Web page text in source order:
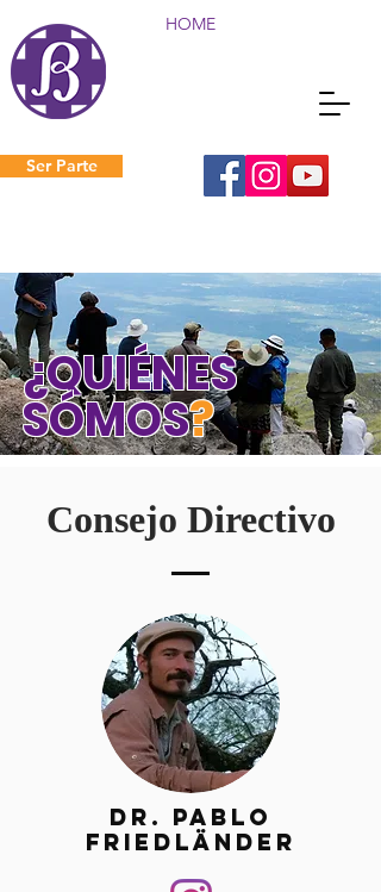
HOME
Ser Parte
¿QUIÉNES
SÓMOS?
Consejo Directivo
Dr. Pablo
Friedländer